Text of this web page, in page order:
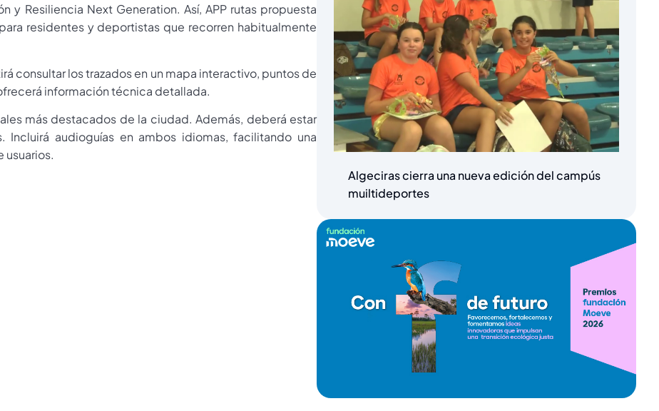
y Resiliencia Next Generation. Así, APP rutas propuesta
residentes y deportistas que recorren habitualmente
consultar los trazados en un mapa interactivo, puntos de
información técnica detallada.
más destacados de la ciudad. Además, deberá estar
audioguías en ambos idiomas, facilitando una
Algeciras cierra una nueva edición del campús
muiltideportes